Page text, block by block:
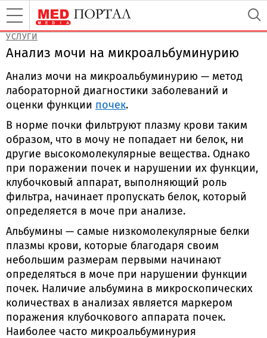
УСЛУГИ
Анализ мочи на микроальбуминурию
Анализ мочи на микроальбуминурию — метод
лабораторной диагностики заболеваний и
оценки функции почек.
В норме почки фильтруют плазму крови таким
образом, что в мочу не попадает ни белок, ни
другие высокомолекулярные вещества. Однако
при поражении почек и нарушении их функции,
клубочковый аппарат, выполняющий роль
фильтра, начинает пропускать белок, который
определяется в моче при анализе.
Альбумины — самые низкомолекулярные белки
плазмы крови, которые благодаря своим
небольшим размерам первыми начинают
определяться в моче при нарушении функции
почек. Наличие альбумина в микроскопических
количествах в анализах является маркером
поражения клубочкового аппарата почек.
Наиболее часто микроальбуминурия